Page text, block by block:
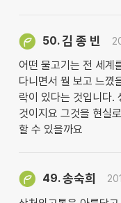
50.김 종 빈
어떤 물고기는 전 세계
다니면서 뭘 보고 느꼈
락이 있다는 것입니다.
것이지요 그것을 현실
할 수 있을까요
49.송숙희